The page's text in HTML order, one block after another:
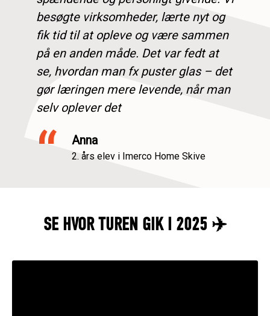
besøgte virksomheder, lærte nyt og
fik tid til at opleve og være sammen
på en anden måde. Det var fedt at
se, hvordan man fx puster glas – det
gør læringen mere levende, når man
selv oplever det
“ Anna
2. års elev i Imerco Home Skive
SE HVOR TUREN GIK I 2025 ✈️